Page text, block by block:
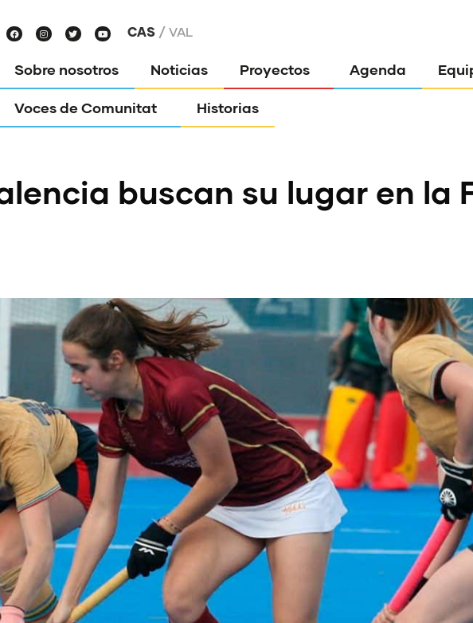
CAS VAL
Sobre nosotros Noticias Proyectos Agenda
Voces de Comunitat Historias
buscan su lugar en la